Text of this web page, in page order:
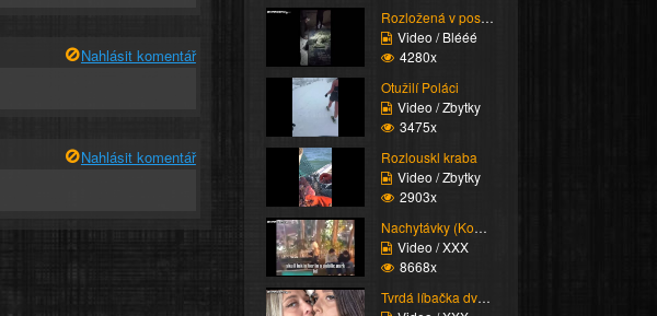
Nahlásit komentář
Nahlásit komentář
Rozložená v posteli
Video / Blééé
4280x
Otužilí Poláci
Video / Zbytky
3475x
Rozlouskl kraba
Video / Zbytky
2903x
Nachytávky (Kompilace)
Video / XXX
8668x
Tvrdá líbačka dvou žen